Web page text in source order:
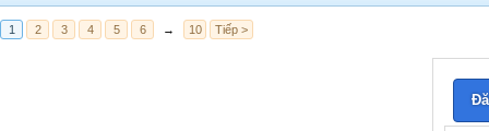
1 2 3 4 5 6 → 10 Tiếp >